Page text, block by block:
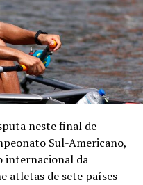
neste final de
Sul-Americano,
internacional da
atletas de sete países